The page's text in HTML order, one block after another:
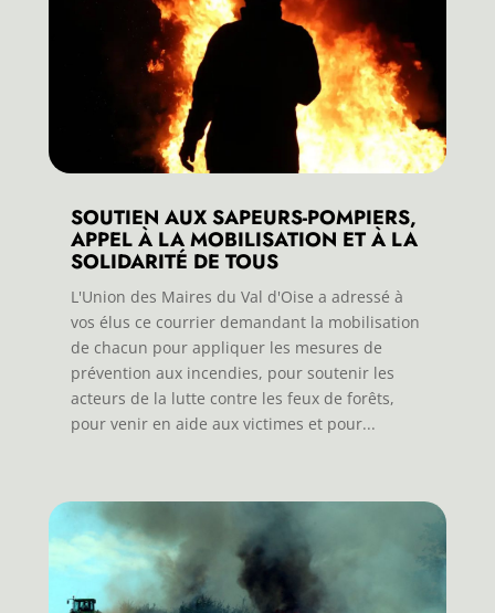
SOUTIEN AUX SAPEURS-POMPIERS,
APPEL À LA MOBILISATION ET À LA
SOLIDARITÉ DE TOUS
L'Union des Maires du Val d'Oise a adressé à
vos élus ce courrier demandant la mobilisation
de chacun pour appliquer les mesures de
prévention aux incendies, pour soutenir les
acteurs de la lutte contre les feux de forêts,
pour venir en aide aux victimes et pour...